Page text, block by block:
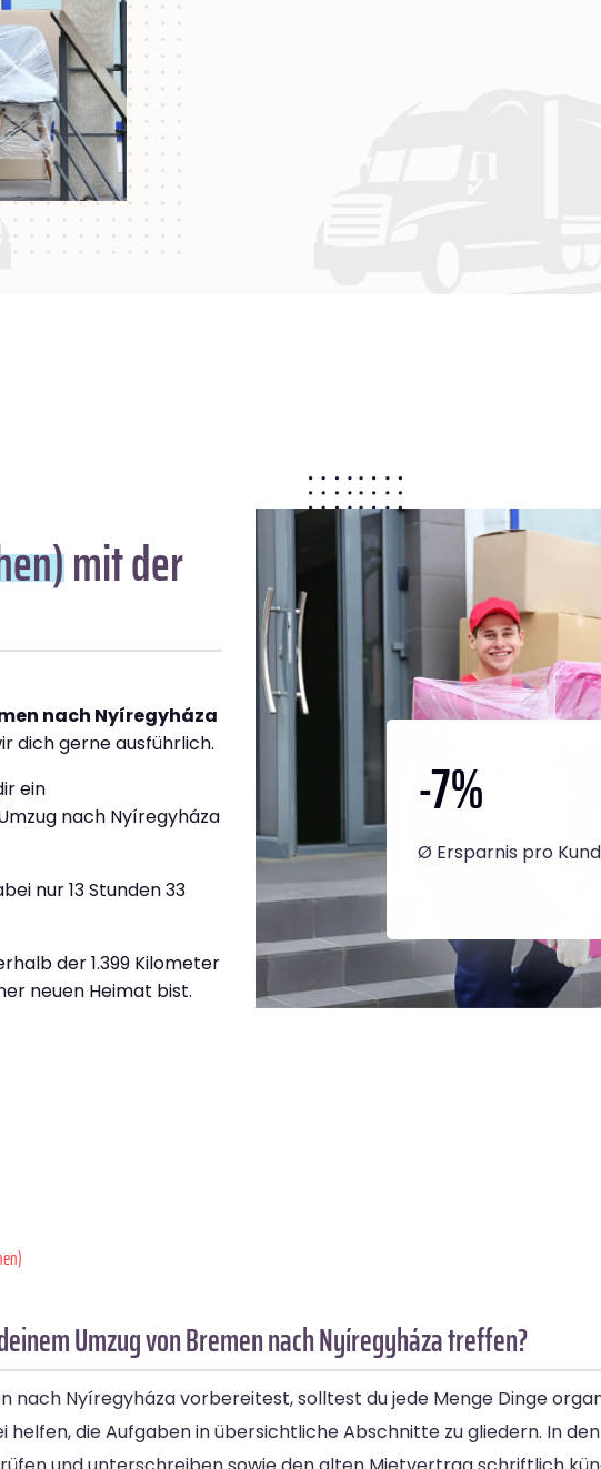
mit der
nach Nyíregyháza
dich gerne ausführlich.
ein
nach Nyíregyháza
nur 13 Stunden 33
der 1.399 Kilometer
neuen Heimat bist.
-7%
Ø Ersparnis pro
Umzug von Bremen nach Nyíregyháza treffen?
nach Nyíregyháza vorbereitest, solltest du jede Menge Dinge
helfen, die Aufgaben in übersichtliche Abschnitte zu gliedern. In